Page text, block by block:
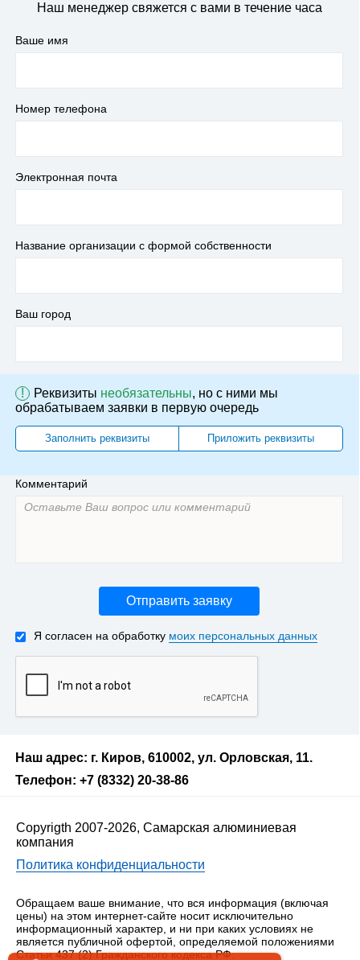
Наш менеджер свяжется с вами в течение часа
Ваше имя
Номер телефона
Электронная почта
Название организации с формой собственности
Ваш город
! Реквизиты необязательны, но с ними мы
обрабатываем заявки в первую очередь
Заполнить реквизиты Приложить реквизиты
Комментарий
Отправить заявку
Я согласен на обработку моих персональных данных
Наш адрес: г. Киров, 610002, ул. Орловская, 11.
Телефон: +7 (8332) 20-38-86
Copyrigth 2007-2026, Самарская алюминиевая
компания
Политика конфиденциальности
Обращаем ваше внимание, что вся информация (включая
цены) на этом интернет-сайте носит исключительно
информационный характер, и ни при каких условиях не
является публичной офертой, определяемой положениями
Статьи 437 (2) Гражданского кодекса РФ.